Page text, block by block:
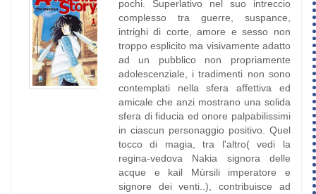
pochi. Superlativo nel suo intreccio
complesso tra guerre, suspance,
intrighi di corte, amore e sesso non
troppo esplicito ma visivamente adatto
ad un pubblico non propriamente
adolescenziale, i tradimenti non sono
contemplati nella sfera affettiva ed
amicale che anzi mostrano una solida
sfera di fiducia ed onore palpabilissimi
in ciascun personaggio positivo. Quel
tocco di magia, tra l'altro( vedi la
regina-vedova Nakia signora delle
acque e kail Mùrsili imperatore e
signore dei venti..), contribuisce ad